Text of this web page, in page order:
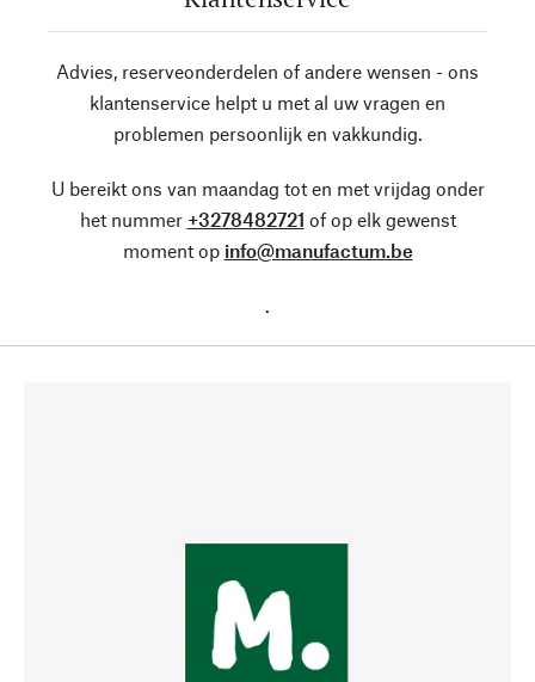
Advies, reserveonderdelen of andere wensen - ons
klantenservice helpt u met al uw vragen en
problemen persoonlijk en vakkundig.
U bereikt ons van maandag tot en met vrijdag onder
het nummer +3278482721 of op elk gewenst
moment op info@manufactum.be
.